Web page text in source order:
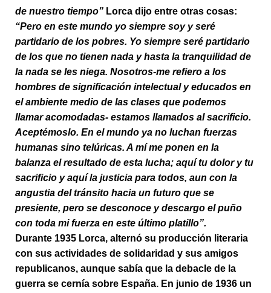
de nuestro tiempo” Lorca dijo entre otras cosas:
“Pero en este mundo yo siempre soy y seré
partidario de los pobres. Yo siempre seré partidario
de los que no tienen nada y hasta la tranquilidad de
la nada se les niega. Nosotros-me refiero a los
hombres de significación intelectual y educados en
el ambiente medio de las clases que podemos
llamar acomodadas- estamos llamados al sacrificio.
Aceptémoslo. En el mundo ya no luchan fuerzas
humanas sino telúricas. A mí me ponen en la
balanza el resultado de esta lucha; aquí tu dolor y tu
sacrificio y aquí la justicia para todos, aun con la
angustia del tránsito hacia un futuro que se
presiente, pero se desconoce y descargo el puño
con toda mi fuerza en este último platillo”.
Durante 1935 Lorca, alternó su producción literaria
con sus actividades de solidaridad y sus amigos
republicanos, aunque sabía que la debacle de la
guerra se cernía sobre España. En junio de 1936 un